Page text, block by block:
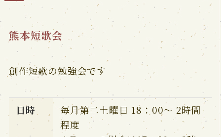
熊本短歌会
創作短歌の勉強会です
日時
毎月第二土曜日 18：00～ 2時間
程度